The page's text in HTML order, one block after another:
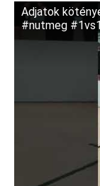
Adjatok
#nutmeg